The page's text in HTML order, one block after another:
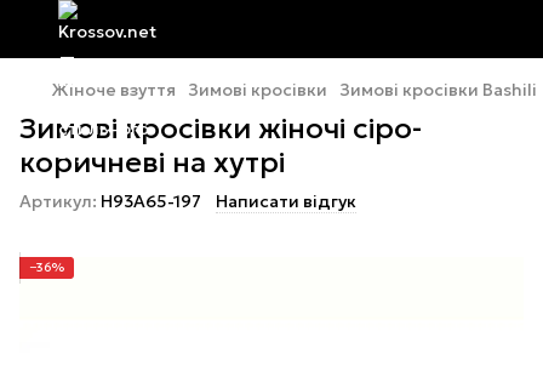
Жіноче взуття Зимові кросівки Зимові кросівки Bashili
Зимові кросівки жіночі сіро-
коричневі на хутрі
Артикул: H93A65-197 Написати відгук
−36%